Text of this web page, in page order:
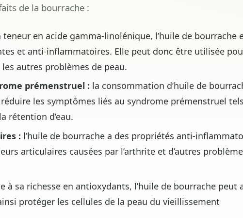
de la bourrache :
teneur en acide gamma-linolénique, l’huile de bourrache
et anti-inflammatoires. Elle peut donc être utilisée
les autres problèmes de peau.
prémenstruel : la consommation d’huile de
les symptômes liés au syndrome prémenstruel
rétention d’eau.
: l’huile de bourrache a des propriétés anti-
articulaires causées par l’arthrite et d’autres
à sa richesse en antioxydants, l’huile de bourrache peut
protéger les cellules de la peau du vieillissement